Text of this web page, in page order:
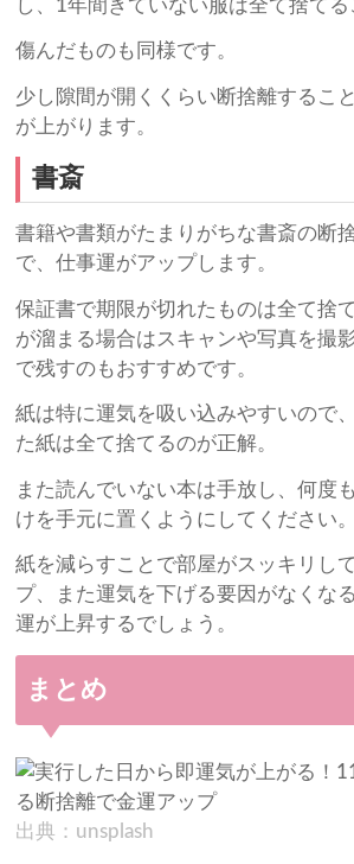
し、1年間きていない服は全て捨てる
傷んだものも同様です。
少し隙間が開くくらい断捨離するこ
が上がります。
書斎
書籍や書類がたまりがちな書斎の断
で、仕事運がアップします。
保証書で期限が切れたものは全て捨
が溜まる場合はスキャンや写真を撮
で残すのもおすすめです。
紙は特に運気を吸い込みやすいので
た紙は全て捨てるのが正解。
また読んでいない本は手放し、何度
けを手元に置くようにしてください。
紙を減らすことで部屋がスッキリし
プ、また運気を下げる要因がなくな
運が上昇するでしょう。
まとめ
出典：unsplash